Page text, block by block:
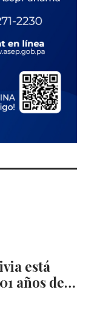
está
años de…